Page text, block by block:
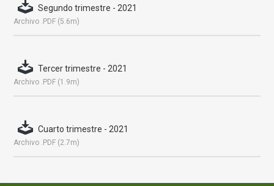
Segundo trimestre - 2021
Archivo .PDF (5.6m)
Tercer trimestre - 2021
Archivo .PDF (1.9m)
Cuarto trimestre - 2021
Archivo .PDF (2.7m)